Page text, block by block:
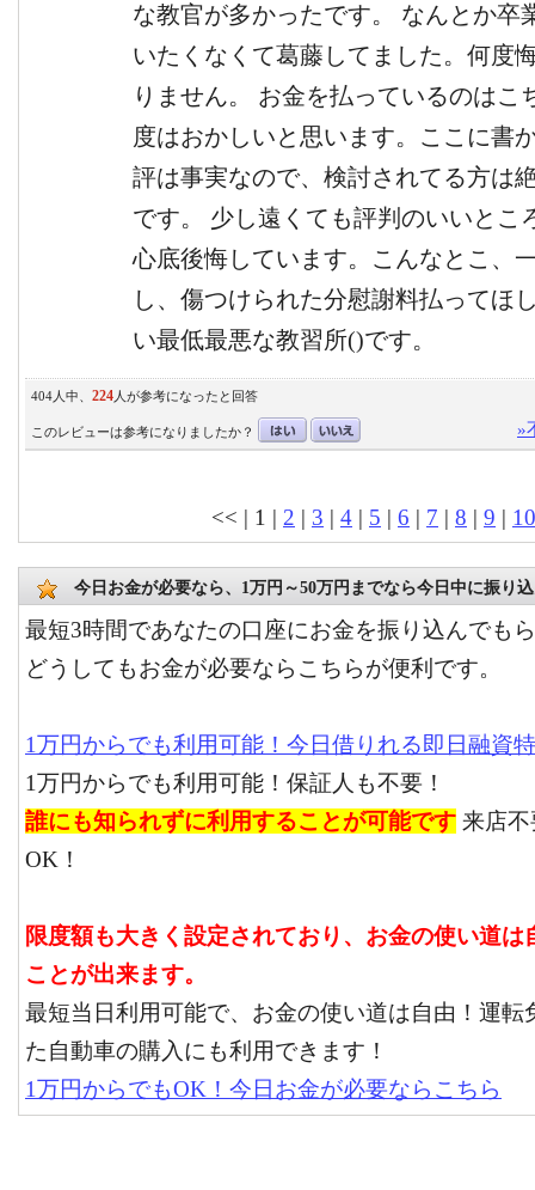
な教官が多かったです。 なんとか卒
いたくなくて葛藤してました。何度
りません。 お金を払っているのはこ
度はおかしいと思います。ここに書
評は事実なので、検討されてる方は
です。 少し遠くても評判のいいとこ
心底後悔しています。こんなとこ、
し、傷つけられた分慰謝料払ってほ
い最低最悪な教習所()です。
404人中、 224 人が参考になったと回答
このレビューは参考になりましたか？ »
<< | 1 | 2 | 3 | 4 | 5 | 6 | 7 | 8 | 9 | 10
今日お金が必要なら、1万円～50万円までなら今日中に振り
最短3時間であなたの口座にお金を振り込んでも
どうしてもお金が必要ならこちらが便利です。
1万円からでも利用可能！今日借りれる即日融資
1万円からでも利用可能！保証人も不要！
誰にも知られずに利用することが可能です 来店
OK！
限度額も大きく設定されており、お金の使い道は
ことが出来ます。
最短当日利用可能で、お金の使い道は自由！運転
た自動車の購入にも利用できます！
1万円からでもOK！今日お金が必要ならこちら